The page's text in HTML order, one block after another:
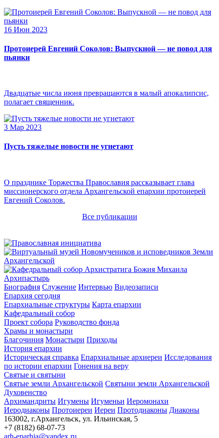
16 Июн 2023
Протоиерей Евгений Соколов: Выпускной — не повод для
пьянки
Двадцатые числа июня превращаются в малый апокалипсис,
полагает священник.
3 Мар 2023
Пусть тяжелые новости не угнетают
О празднике Торжества Православия рассказывает глава
миссионерского отдела Архангельской епархии протоиерей
Евгений Соколов.
Все публикации
Архипастырь
Биография Служение Интервью Видеозаписи
Епархия сегодня
Епархиальные структуры Карта епархии
Кафедральный собор
Проект собора Руководство фонда
Храмы и монастыри
Благочиния Монастыри Приходы
История епархии
Историческая справка Епархиальные архиереи Исследования
по истории епархии Гонения на веру
Святые и святыни
Святые земли Архангельской Святыни земли Архангельской
Духовенство
Архимандриты Игумены Игуменьи Иеромонахи
Иеродиаконы Протоиереи Иереи Протодиаконы Диаконы
163002, г.Архангельск, ул. Ильинская, 5
+7 (8182) 68-07-73
arh-eparhia@yandex.ru